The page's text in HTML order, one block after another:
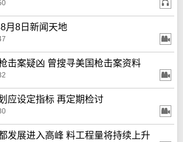
月8日新闻天地
击案疑凶 曾搜寻美国枪击案资料
应设定指标 再定期检讨
发展进入高峰 料工程量将持续上升